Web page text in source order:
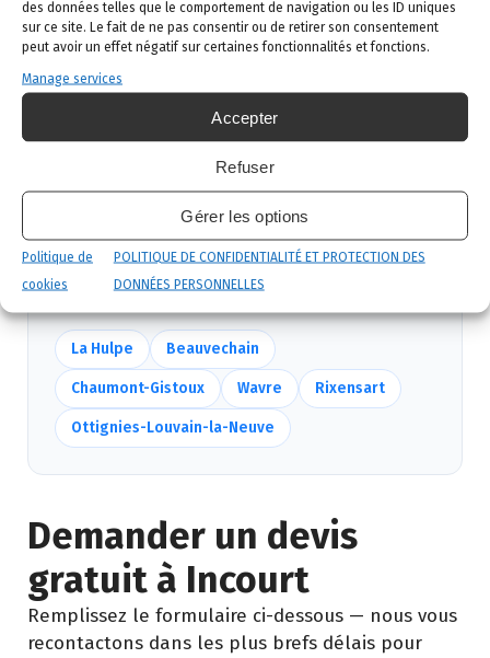
des données telles que le comportement de navigation ou les ID uniques
sur ce site. Le fait de ne pas consentir ou de retirer son consentement
peut avoir un effet négatif sur certaines fonctionnalités et fonctions.
Manage services
Accepter
Refuser
Gérer les options
Politique de
cookies
POLITIQUE DE CONFIDENTIALITÉ ET PROTECTION DES
DONNÉES PERSONNELLES
Intervention ciblée: traitement adapté,
garantie.
: visite de contrôle et garantie
Nous intervenons aussi près de Incourt
Mêmes équipes, mêmes délais — voir
La Hulpe Beauvechain
Chaumont-Gistoux Wavre Rixensart
Ottignies-Louvain-la-Neuve
Demander un devis
gratuit à Incourt
Remplissez le formulaire ci-dessous — nous vous
recontactons dans les plus brefs délais pour